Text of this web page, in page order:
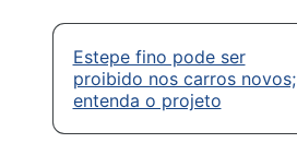
Estepe fino pode ser
proibido nos carros novos;
entenda o projeto